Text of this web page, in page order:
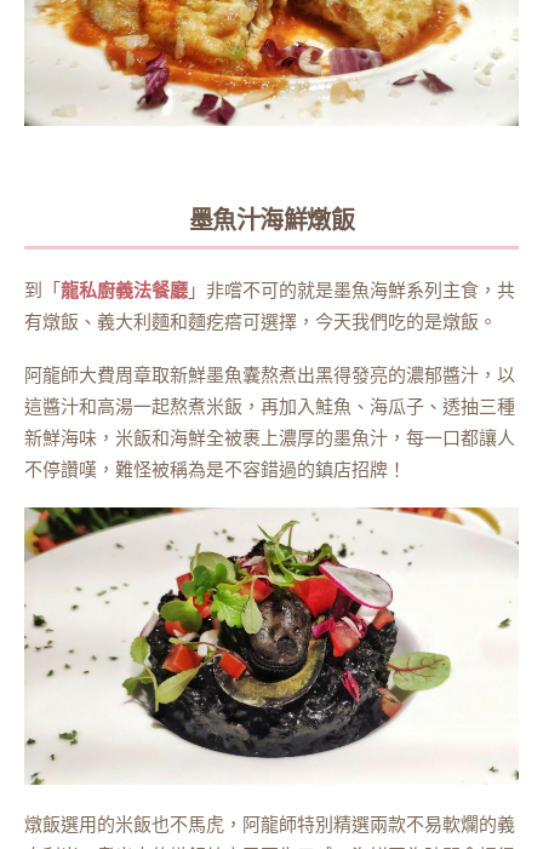
墨魚汁海鮮燉飯
到「龍私廚義法餐廳 」非嚐不可的就是墨魚海鮮系列主食，共
有燉飯、義大利麵和麵疙瘩可選擇，今天我們吃的是燉飯。
阿龍師大費周章取新鮮墨魚囊熬煮出黑得發亮的濃郁醬汁，以
這醬汁和高湯一起熬煮米飯，再加入鮭魚、海瓜子、透抽三種
新鮮海味，米飯和海鮮全被裹上濃厚的墨魚汁，每一口都讓人
不停讚嘆，難怪被稱為是不容錯過的鎮店招牌！
燉飯選用的米飯也不馬虎，阿龍師特別精選兩款不易軟爛的義